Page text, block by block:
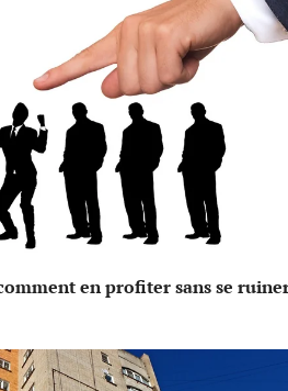
en profiter sans se